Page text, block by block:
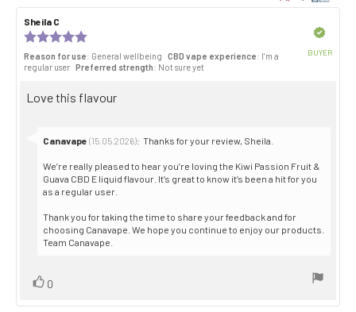
5
stars
Review
author:
Sheila C
date:
5.0
out
5
Reason for use: General wellbeing CBD vape experience: I’m a
regular user Preferred strength: Not sure yet
BUYER
Review
Love this flavour
Reply
Canavape (15.05.2026): Thanks for your review, Sheila.
We’re really pleased to hear you’re loving the Kiwi Passion Fruit &
Guava CBD E liquid flavour. It’s great to know it’s been a hit for you
as a regular user.
Thank you for taking the time to share your feedback and for
choosing Canavape. We hope you continue to enjoy our products.
Team Canavape.
Vote
0